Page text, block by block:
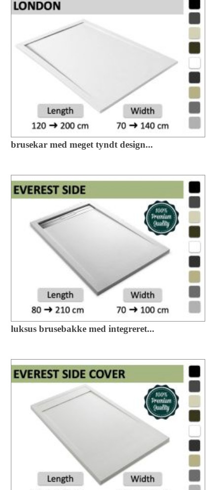
brusekar med meget tyndt design...
luksus brusebakke med integreret...